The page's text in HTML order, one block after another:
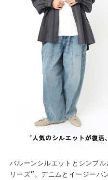
バルーンシルエットとシンプ
リーズ”。デニムとイージーパ